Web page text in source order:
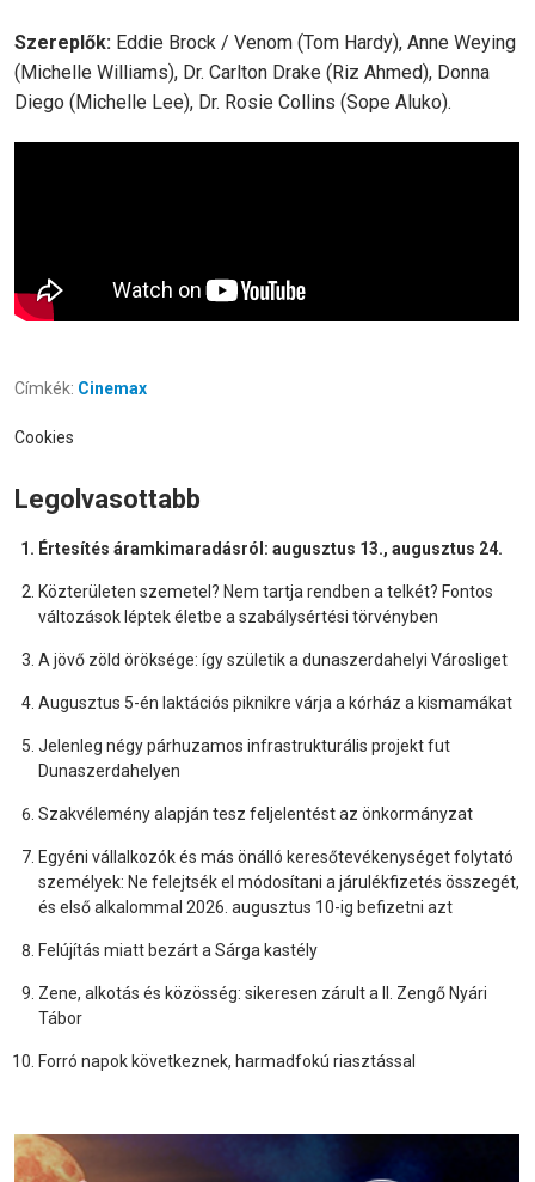
Szereplők: Eddie Brock / Venom (Tom Hardy), Anne Weying
(Michelle Williams), Dr. Carlton Drake (Riz Ahmed), Donna
Diego (Michelle Lee), Dr. Rosie Collins (Sope Aluko).
Címkék: Cinemax
Cookies
Legolvasottabb
Értesítés áramkimaradásról: augusztus 13., augusztus 24.
Közterületen szemetel? Nem tartja rendben a telkét? Fontos
változások léptek életbe a szabálysértési törvényben
A jövő zöld öröksége: így születik a dunaszerdahelyi Városliget
Augusztus 5-én laktációs piknikre várja a kórház a kismamákat
Jelenleg négy párhuzamos infrastrukturális projekt fut
Dunaszerdahelyen
Szakvélemény alapján tesz feljelentést az önkormányzat
Egyéni vállalkozók és más önálló keresőtevékenységet folytató
személyek: Ne felejtsék el módosítani a járulékfizetés összegét,
és első alkalommal 2026. augusztus 10-ig befizetni azt
Felújítás miatt bezárt a Sárga kastély
Zene, alkotás és közösség: sikeresen zárult a II. Zengő Nyári
Tábor
Forró napok következnek, harmadfokú riasztással